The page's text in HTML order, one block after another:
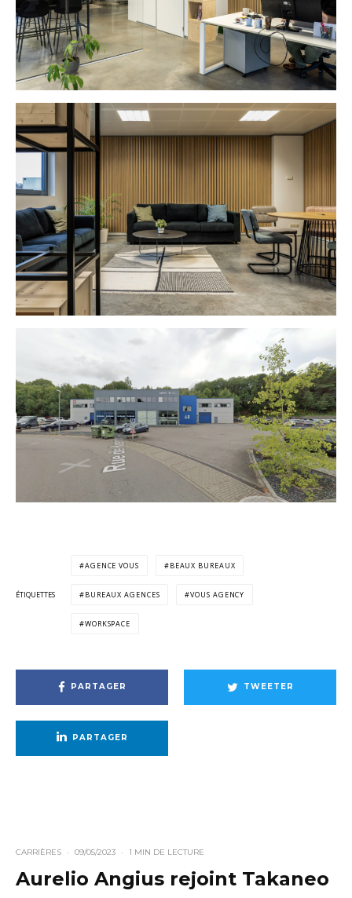
ÉTIQUETTES
AGENCE VOUS BEAUX BUREAUX
BUREAUX AGENCES VOUS AGENCY
WORKSPACE
PARTAGER TWEETER
PARTAGER
CARRIÈRES · 09/05/2023 · 1 MIN DE LECTURE
Aurelio Angius rejoint Takaneo